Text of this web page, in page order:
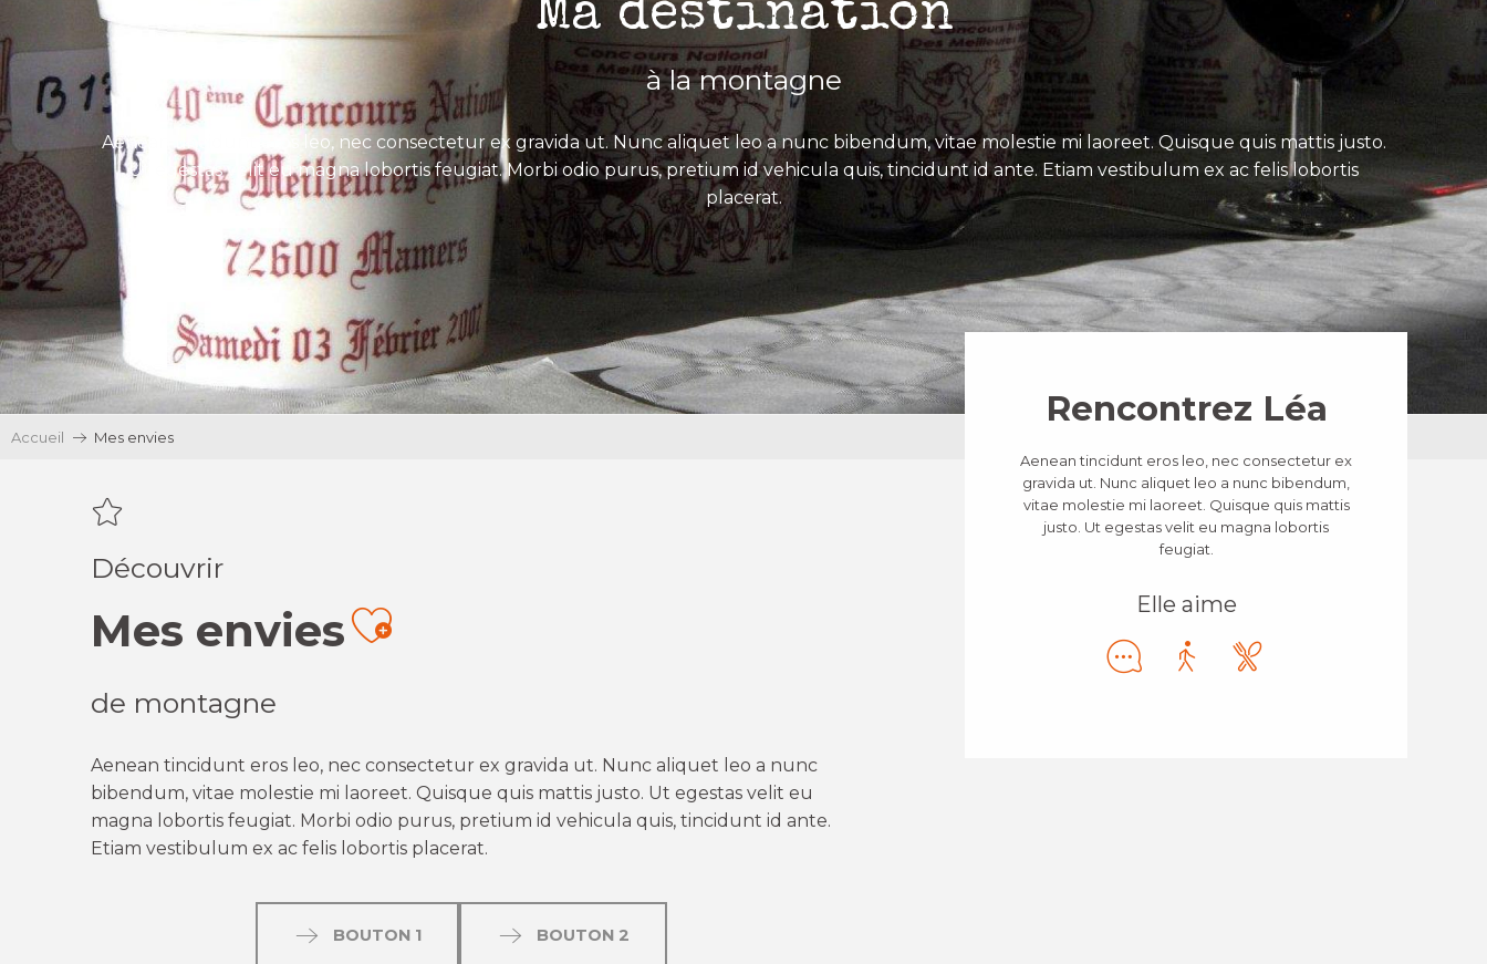
Ma destination
à la montagne
Aenean tincidunt eros leo, nec consectetur ex gravida ut. Nunc aliquet leo a nunc bibendum, vitae molestie mi laoreet. Quisque quis mattis justo.
Ut egestas velit eu magna lobortis feugiat. Morbi odio purus, pretium id vehicula quis, tincidunt id ante. Etiam vestibulum ex ac felis lobortis
placerat.
Accueil Mes envies
Découvrir
Mes enviesAjouter aux favoris
de montagne
Aenean tincidunt eros leo, nec consectetur ex gravida ut. Nunc aliquet leo a nunc
bibendum, vitae molestie mi laoreet. Quisque quis mattis justo. Ut egestas velit eu
magna lobortis feugiat. Morbi odio purus, pretium id vehicula quis, tincidunt id ante.
Etiam vestibulum ex ac felis lobortis placerat.
BOUTON 1 BOUTON 2
Rencontrez Léa
Aenean tincidunt eros leo, nec consectetur ex
gravida ut. Nunc aliquet leo a nunc bibendum,
vitae molestie mi laoreet. Quisque quis mattis
justo. Ut egestas velit eu magna lobortis
feugiat.
Elle aime